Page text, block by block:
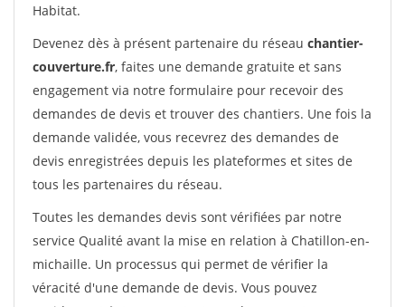
Habitat.
Devenez dès à présent partenaire du réseau chantier-
couverture.fr, faites une demande gratuite et sans
engagement via notre formulaire pour recevoir des
demandes de devis et trouver des chantiers. Une fois la
demande validée, vous recevrez des demandes de
devis enregistrées depuis les plateformes et sites de
tous les partenaires du réseau.
Toutes les demandes devis sont vérifiées par notre
service Qualité avant la mise en relation à Chatillon-en-
michaille. Un processus qui permet de vérifier la
véracité d'une demande de devis. Vous pouvez